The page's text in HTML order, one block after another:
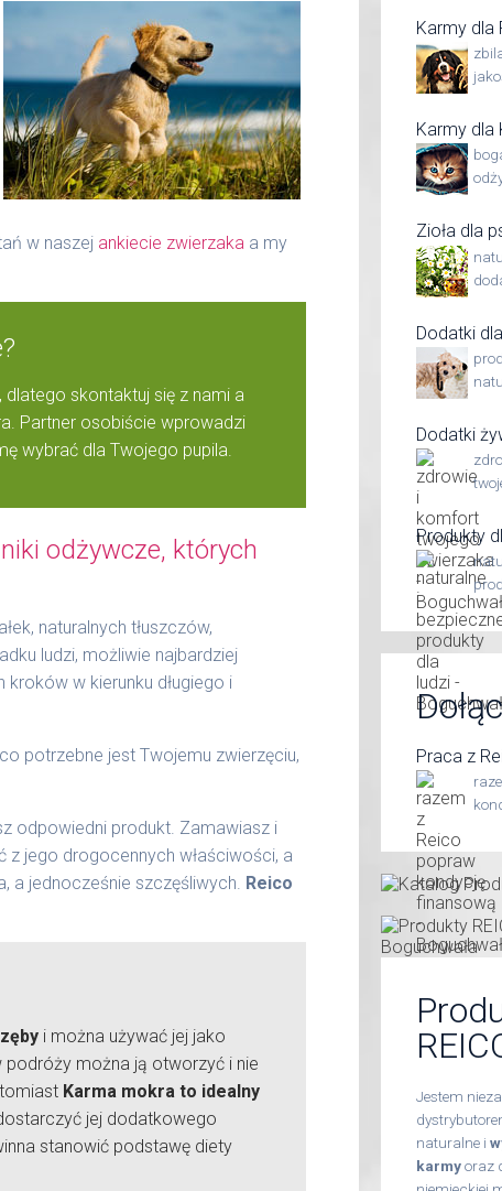
w naszej ankiecie zwierzaka a my
skontaktuj się z nami a
Partner osobiście wprowadzi
wybrać dla Twojego pupila.
odżywcze, których
naturalnych tłuszczów,
ludzi, możliwie najbardziej
w kierunku długiego i
potrzebne jest Twojemu zwierzęciu,
odpowiedni produkt. Zamawiasz i
z jego drogocennych właściwości, a
a jednocześnie szczęśliwych. Reico
i można używać jej jako
podróży można ją otworzyć i nie
Karma mokra to idealny
jej dodatkowego
stanowić podstawę diety
Karmy dla
Karmy dla
Zioła dla
Dodatki
Dodatki
Produkty
Praca z
Jestem
naturalne i
karmyoraz